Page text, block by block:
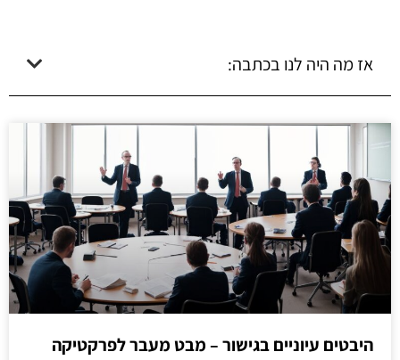
אז מה היה לנו בכתבה:
היבטים עיוניים בגישור – מבט מעבר לפרקטיקה